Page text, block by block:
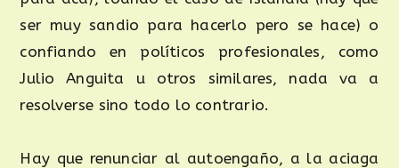
ser muy sandio para hacerlo pero se hace) o
confiando en políticos profesionales, como
Julio Anguita u otros similares, nada va a
resolverse sino todo lo contrario.
Hay que renunciar al autoengaño, a la aciaga